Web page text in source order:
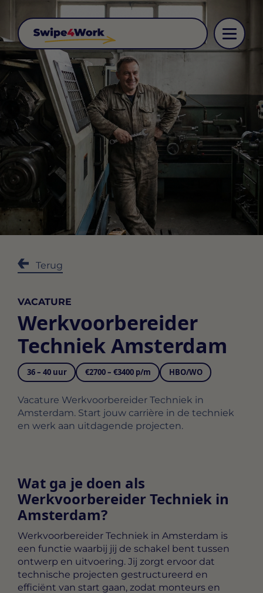
Terug
VACATURE
Werkvoorbereider
Techniek Amsterdam
36 – 40 uur €2700 – €3400 p/m HBO/WO
Vacature Werkvoorbereider Techniek in
Amsterdam. Start jouw carrière in de techniek
en werk aan uitdagende projecten.
Wat ga je doen als
Werkvoorbereider Techniek in
Amsterdam?
Werkvoorbereider Techniek in Amsterdam is
een functie waarbij jij de schakel bent tussen
ontwerp en uitvoering. Jij zorgt ervoor dat
technische projecten gestructureerd en
efficiënt van start gaan, zodat monteurs en